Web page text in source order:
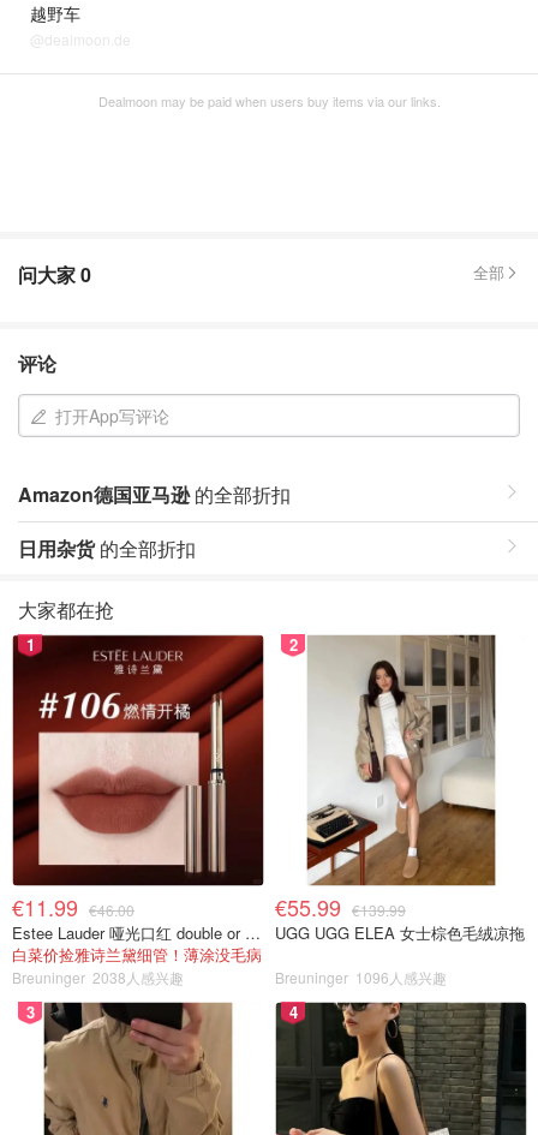
越野车
@dealmoon.de
Dealmoon may be paid when users buy items via our links.
问大家0 全部
评论
打开App写评论
Amazon德国亚马逊的全部折扣
日用杂货的全部折扣
大家都在抢
1
€11.99 €46.00
Estee Lauder 哑光口红 double or nothing色号
白菜价捡雅诗兰黛细管！薄涂没毛病
Breuninger 2038人感兴趣
2
€55.99 €139.99
UGG UGG ELEA 女士棕色毛绒凉拖
Breuninger 1096人感兴趣
3 4